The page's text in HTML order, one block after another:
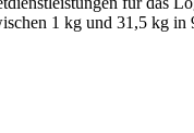
1 kg und 31,5 kg in